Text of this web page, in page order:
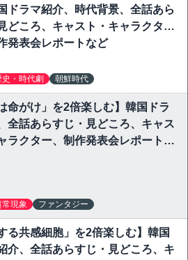
ドラマ紹介、時代背景、全話あら
どころ、キャスト・キャラクタ
発表会レポートなど
史・時代劇 朝鮮時代
命がけ」を2倍楽しむ】韓国ドラ
全話あらすじ・見どころ、キャス
ラクター、制作発表会レポートな
常現象 ファンタジー
る共感細胞」を2倍楽しむ】韓国
介、全話あらすじ・見どころ、キ